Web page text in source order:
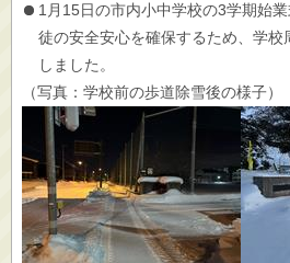
1月15日の市内小中学校の3学期始
徒の安全安心を確保するため、学
しました。
（写真：学校前の歩道除雪後の様子）